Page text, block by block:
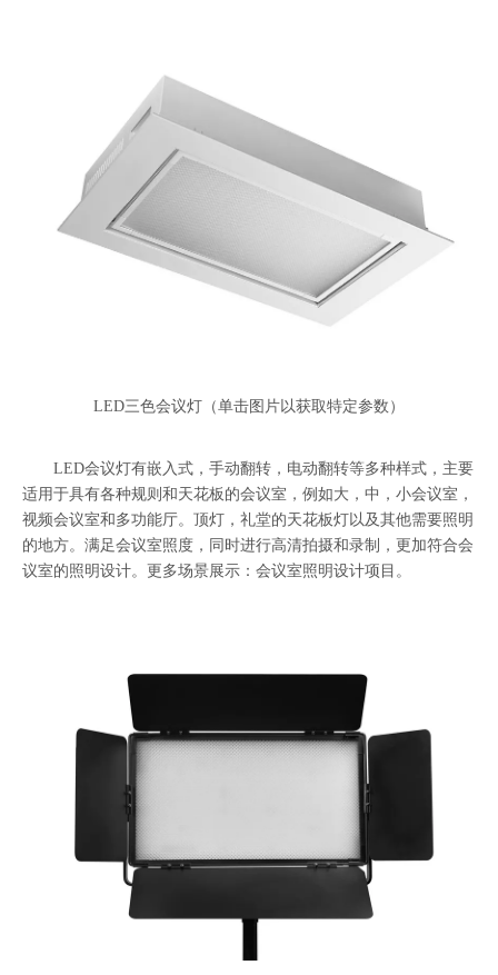
LED三色会议灯（单击图片以获取特定参数）
LED会议灯有嵌入式，手动翻转，电动翻转等多种样式，主要
适用于具有各种规则和天花板的会议室，例如大，中，小会议室，
视频会议室和多功能厅。顶灯，礼堂的天花板灯以及其他需要照明
的地方。满足会议室照度，同时进行高清拍摄和录制，更加符合会
议室的照明设计。更多场景展示：会议室照明设计项目。